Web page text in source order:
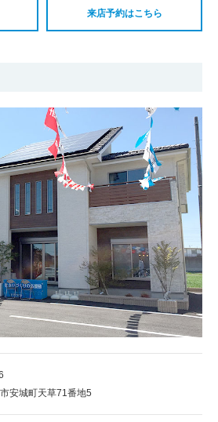
来店予約はこちら
安城町天草71番地5